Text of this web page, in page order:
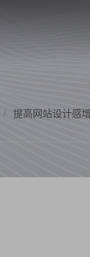
/ 提高网站设计感